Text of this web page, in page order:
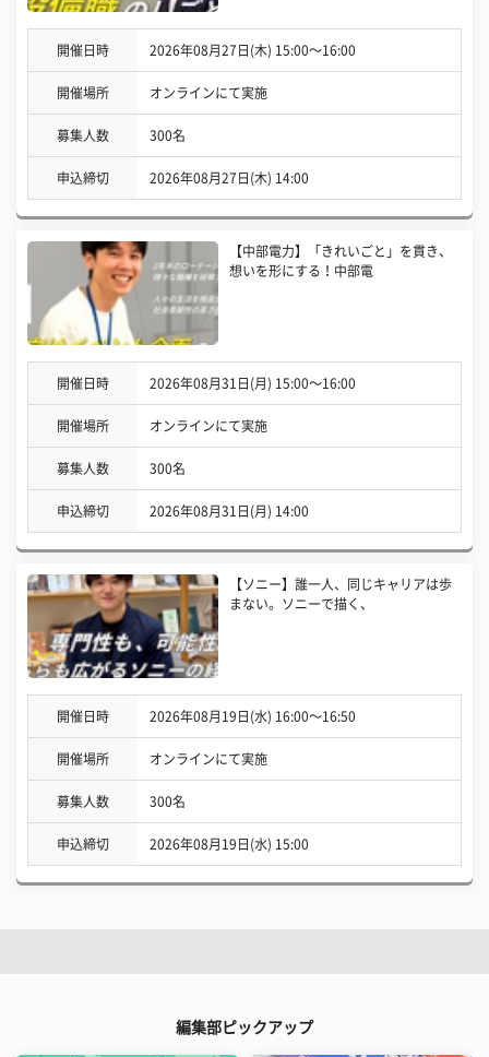
開催日時 2026年08月27日(木) 15:00〜16:00
開催場所 オンラインにて実施
募集人数 300名
申込締切 2026年08月27日(木) 14:00
【中部電力】「きれいごと」を貫き、
想いを形にする！中部電
開催日時 2026年08月31日(月) 15:00〜16:00
開催場所 オンラインにて実施
募集人数 300名
申込締切 2026年08月31日(月) 14:00
【ソニー】誰一人、同じキャリアは歩
まない。ソニーで描く、
開催日時 2026年08月19日(水) 16:00〜16:50
開催場所 オンラインにて実施
募集人数 300名
申込締切 2026年08月19日(水) 15:00
編集部ピックアップ